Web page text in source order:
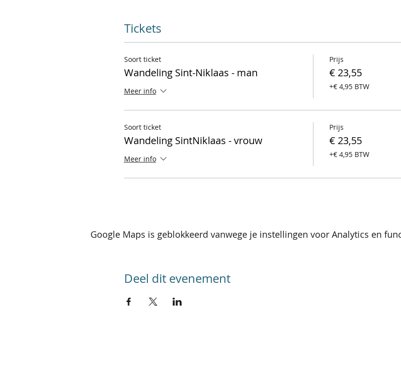
Tickets
Soort ticket
Wandeling Sint-Niklaas - man
Meer info
Prijs
€ 23,55
+€ 4,95 BTW
Soort ticket
Wandeling SintNiklaas - vrouw
Meer info
Prijs
€ 23,55
+€ 4,95 BTW
Google Maps is geblokkeerd vanwege je instellingen voor Analytics en
Deel dit evenement